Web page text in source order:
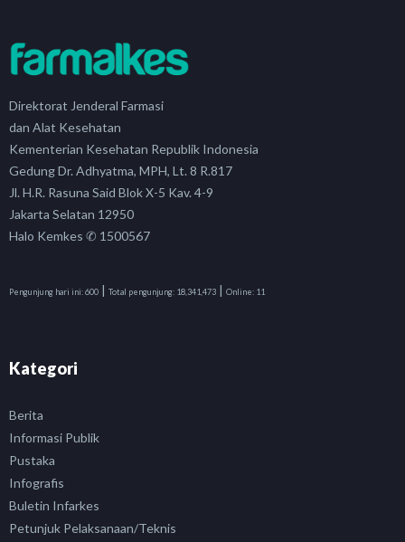
Direktorat Jenderal Farmasi
dan Alat Kesehatan
Kementerian Kesehatan Republik Indonesia
Gedung Dr. Adhyatma, MPH, Lt. 8 R.817
Jl. H.R. Rasuna Said Blok X-5 Kav. 4-9
Jakarta Selatan 12950
Halo Kemkes ✆ 1500567
Pengunjung hari ini:600 | Total pengunjung: 18,341,473 | Online: 11
Kategori
Berita
Informasi Publik
Pustaka
Infografis
Buletin Infarkes
Petunjuk Pelaksanaan/Teknis